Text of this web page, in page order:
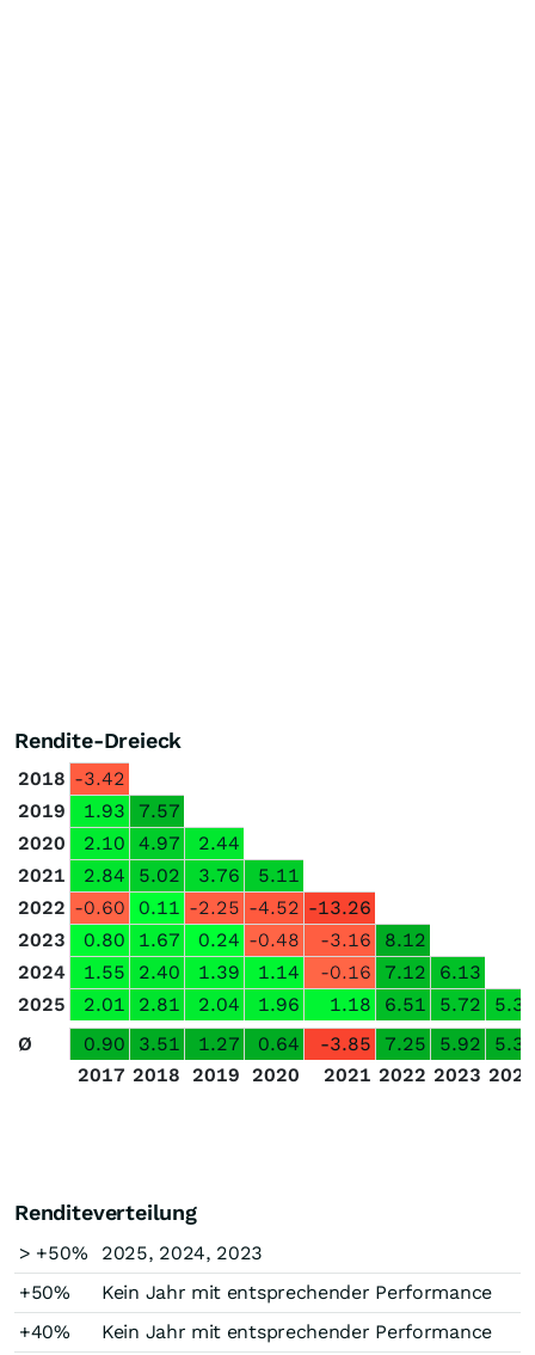
Rendite-Dreieck
2018 -3.42
2019
1.93
7.57
2020
2.10 4.97
2.44
2021
2.84 5.02 3.76
5.11
2022 -0.60 0.11 -2.25 -4.52 -13.26
2023
0.80 1.67 0.24 -0.48 -3.16
8.12
2024
1.55 2.40 1.39 1.14 -0.16 7.12
6.13
2025
2.01 2.81 2.04 1.96 1.18 6.51 5.72
5.31
Ø
0.90 3.51 1.27 0.64 -3.85 7.25 5.92
5.31
2017 2018 2019 2020 2021 2022 2023 2024
Renditeverteilung
> +50%
2025, 2024, 2023
+50%
Kein Jahr mit entsprechender Performance
+40%
Kein Jahr mit entsprechender Performance